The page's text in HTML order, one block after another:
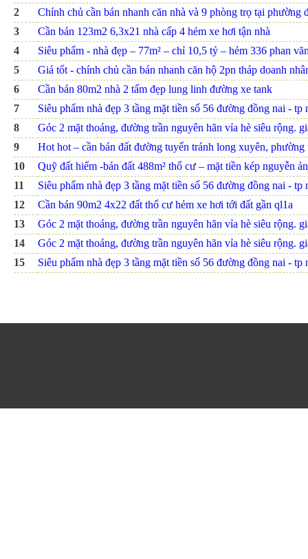
2
Chính chủ cần bán nhanh căn nhà và 9 phòng trọ tại phường
3
Cần bán 123m2 6,3x21 nhà cấp 4 hẻm xe hơi tận nhà
4
Siêu phẩm - nhà đẹp – 77m² – chỉ 10,5 tỷ – hẻm 336 phan
5
Giá tốt - chính chủ cần bán nhanh căn hộ 2pn tháp doanh
6
Cần bán 80m2 nhà 2 tấm đẹp lung linh đường xe tank
7
Siêu phẩm nhà đẹp 3 tầng mặt tiền số 56 đường đồng nai - tp
8
Góc 2 mặt thoáng, đường trần nguyên hãn vỉa hè siêu rộng.
9
Hot hot – cần bán đất đường tuyến tránh long xuyên, phường
10
Quỹ đất hiếm -bán đất 488m² thổ cư – mặt tiền kép nguyễn
11
Siêu phẩm nhà đẹp 3 tầng mặt tiền số 56 đường đồng nai - tp
12
Cần bán 90m2 4x22 đất thổ cư hẻm xe hơi tới đất gần ql1a
13
Góc 2 mặt thoáng, đường trần nguyên hãn vỉa hè siêu rộng.
14
Góc 2 mặt thoáng, đường trần nguyên hãn vỉa hè siêu rộng.
15
Siêu phẩm nhà đẹp 3 tầng mặt tiền số 56 đường đồng nai - tp